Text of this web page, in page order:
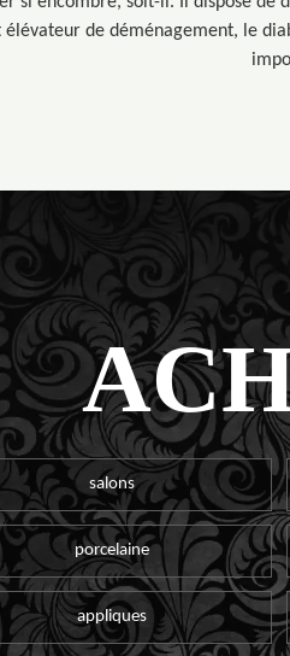
élévateur de déménagement, le
salons
porcelaine
appliques